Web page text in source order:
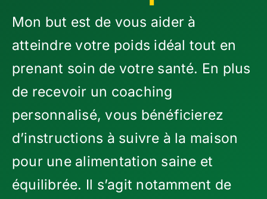
Mon but est de vous aider à
atteindre votre poids idéal tout en
prenant soin de votre santé. En plus
de recevoir un coaching
personnalisé, vous bénéficierez
d’instructions à suivre à la maison
pour une alimentation saine et
équilibrée. Il s’agit notamment de